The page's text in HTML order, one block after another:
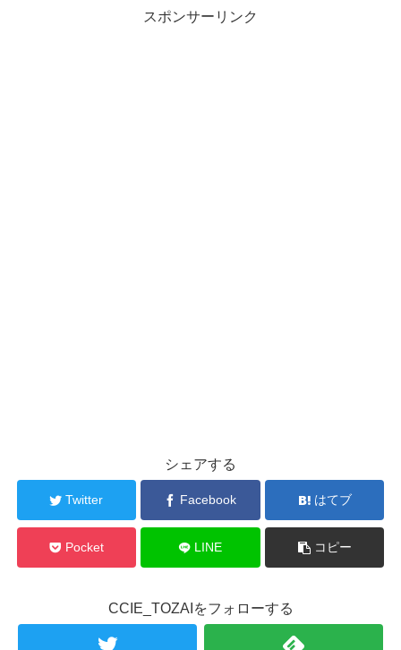
スポンサーリンク
シェアする
Twitter Facebook はてブ
Pocket LINE コピー
CCIE_TOZAIをフォローする